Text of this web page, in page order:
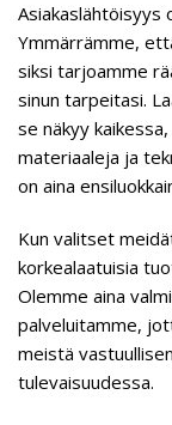
Asiakaslähtöisyys
Ymmärrämme,
siksi tarjoamme
sinun tarpeitasi.
se näkyy
materiaaleja ja
on aina
Kun valitset
korkealaatuisia
Olemme aina
palveluitamme,
meistä
tulevaisuudessa.